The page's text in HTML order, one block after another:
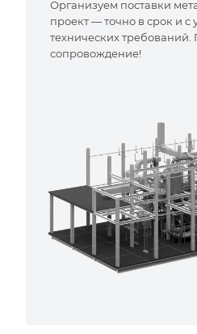
Организуем поставки
проект — точно в срок и с
технических требований.
сопровождение!